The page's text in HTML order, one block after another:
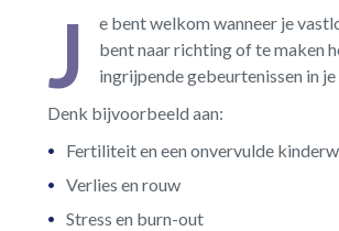
J
e bent welkom wanneer je
bent naar richting of te maken
ingrijpende gebeurtenissen in je
Denk bijvoorbeeld aan:
Fertiliteit en een onvervulde
Verlies en rouw
Stress en burn-out